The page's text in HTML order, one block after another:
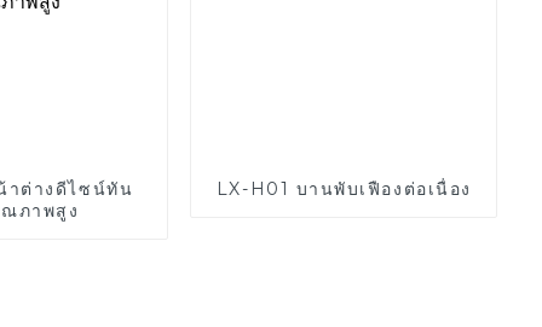
าต่างดีไซน์ทัน
ภาพสูง
LX-H01 บานพับเฟืองต่อเนื่อง